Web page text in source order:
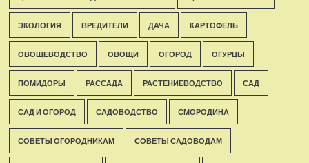
ЭКОЛОГИЯ ВРЕДИТЕЛИ ДАЧА КАРТОФЕЛЬ
ОВОЩЕВОДСТВО ОВОЩИ ОГОРОД ОГУРЦЫ
ПОМИДОРЫ РАССАДА РАСТЕНИЕВОДСТВО САД
САД И ОГОРОД САДОВОДСТВО СМОРОДИНА
СОВЕТЫ ОГОРОДНИКАМ СОВЕТЫ САДОВОДАМ